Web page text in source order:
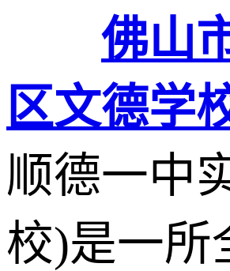
佛山
区文德学
顺德一中
校)是一所